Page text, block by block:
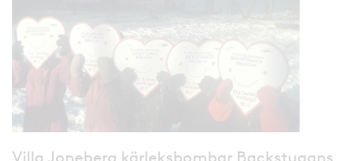
Villa Joneberg kärleksbombar Backstugans